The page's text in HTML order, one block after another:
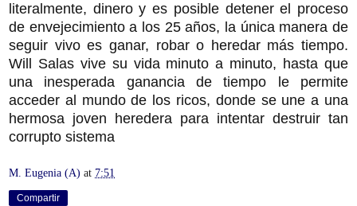
literalmente, dinero y es posible detener el proceso
de envejecimiento a los 25 años, la única manera de
seguir vivo es ganar, robar o heredar más tiempo.
Will Salas vive su vida minuto a minuto, hasta que
una inesperada ganancia de tiempo le permite
acceder al mundo de los ricos, donde se une a una
hermosa joven heredera para intentar destruir tan
corrupto sistema
M. Eugenia (A) at 7:51
Compartir